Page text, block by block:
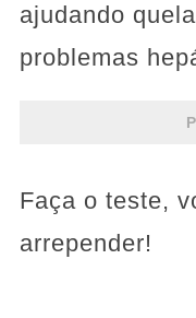
ajudando
problemas
Faça o teste,
arrepender!